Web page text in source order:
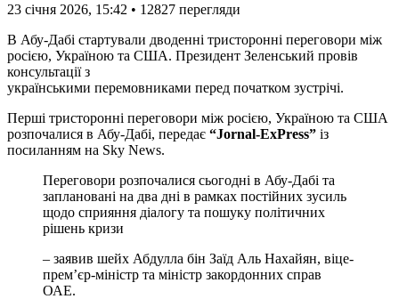
23 січня 2026, 15:42 • 12827 перегляди
В Абу-Дабі стартували дводенні тристоронні переговори між
росією, Україною та США. Президент Зеленський провів
консультації з
українськими перемовниками перед початком зустрічі.
Перші тристоронні переговори між росією, Україною та США
розпочалися в Абу-Дабі, передає “Jornal-ExPress” із
посиланням на Sky News.
Переговори розпочалися сьогодні в Абу-Дабі та
заплановані на два дні в рамках постійних зусиль
щодо сприяння діалогу та пошуку політичних
рішень кризи
– заявив шейх Абдулла бін Заїд Аль Нахайян, віце-
прем’єр-міністр та міністр закордонних справ
ОАЕ.